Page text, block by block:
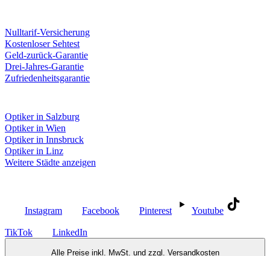
Nulltarif-Versicherung
Kostenloser Sehtest
Geld-zurück-Garantie
Drei-Jahres-Garantie
Zufriedenheitsgarantie
Optiker in Salzburg
Optiker in Wien
Optiker in Innsbruck
Optiker in Linz
Weitere Städte anzeigen
Instagram Facebook Pinterest Youtube
TikTok LinkedIn
Alle Preise inkl. MwSt. und zzgl. Versandkosten